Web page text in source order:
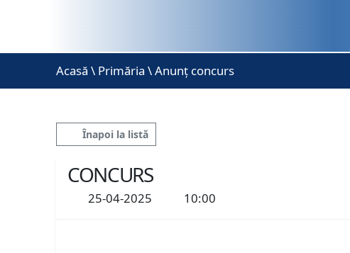
Acasă \ Primăria \ Anunț concurs
Înapoi la listă
CONCURS
25-04-2025 10:00